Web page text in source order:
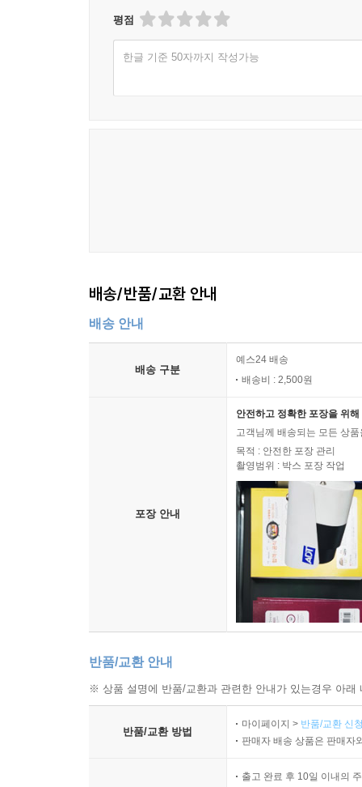
평점
한글 기준 50자까지 작성가능
배송/반품/교환 안내
배송 안내
배송 구분
예스24 배송
배송비 : 2,500원
포장 안내
안전하고 정확한 포장을 위
고객님께 배송되는 모든 상
목적 : 안전한 포장 관리
촬영범위 : 박스 포장 작업
반품/교환 안내
※ 상품 설명에 반품/교환과 관련한 안내가 있는경우 아
반품/교환 방법
마이페이지 > 반품/교환 신
판매자 배송 상품은 판매자
출고 완료 후 10일 이내의